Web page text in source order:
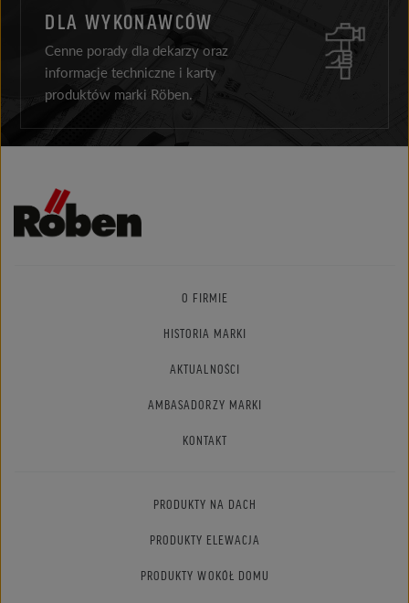
DLA WYKONAWCÓW
Cenne porady dla dekarzy oraz
informacje techniczne i karty
produktów marki Röben.
O FIRMIE
HISTORIA MARKI
AKTUALNOŚCI
AMBASADORZY MARKI
KONTAKT
PRODUKTY NA DACH
PRODUKTY ELEWACJA
PRODUKTY WOKÓŁ DOMU